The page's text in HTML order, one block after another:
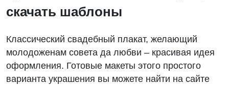
скачать шаблоны
Классический свадебный плакат, желающий
молодоженам совета да любви – красивая идея
оформления. Готовые макеты этого простого
варианта украшения вы можете найти на сайте